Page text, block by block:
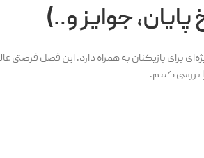
برای بازیکنان به همراه دارد. این فصل فرصتی
بررسی کنیم.